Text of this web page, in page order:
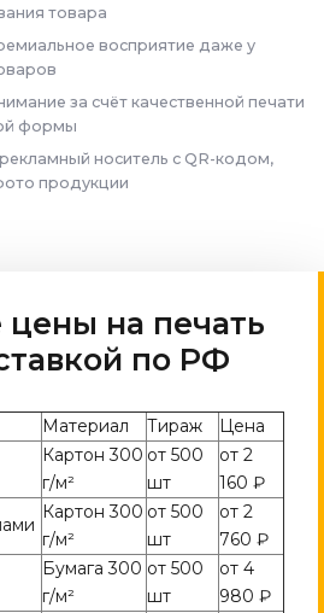
товара
восприятие даже у
за счёт качественной печати
формы
носитель с QR-кодом,
продукции
на печать
по РФ
Материал Тираж
Цена
Картон 300
г/м²
от 500
шт
от 2
160 ₽
Картон 300
г/м²
от 500
шт
от 2
760 ₽
Бумага 300
г/м²
от 500
шт
от 4
980 ₽